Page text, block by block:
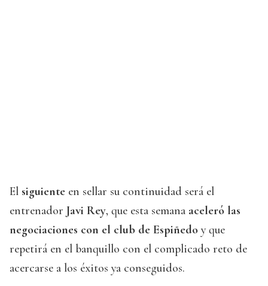
El siguiente en sellar su continuidad será el
entrenador Javi Rey, que esta semana aceleró las
negociaciones con el club de Espiñedo y que
repetirá en el banquillo con el complicado reto de
acercarse a los éxitos ya conseguidos.